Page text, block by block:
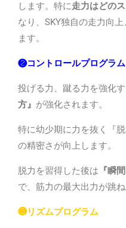
します。特に走力はどの
なり、 SKY独自の走力向
ます。
❷コントロールプログラム
投げる力、蹴る力を強化す
方』 が強化されます。
特に幼少期に力を抜く『
の精密さが向上します。
脱力を習得した後は 『瞬
で、筋力の最大出力が跳ね
❸リズムプログラム